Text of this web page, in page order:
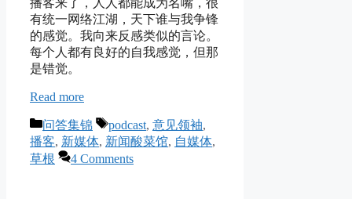
播客来了，人人都能成为名嘴，很
有统一网络江湖，天下谁与我争锋
的感觉。我向来反感类似的言论。
每个人都有良好的自我感觉，但那
是错觉。
Read more
Categories
问答集锦 Tags
podcast, 意见领袖,
播客, 新媒体, 新闻酸菜馆, 自媒体,
草根
4 Comments